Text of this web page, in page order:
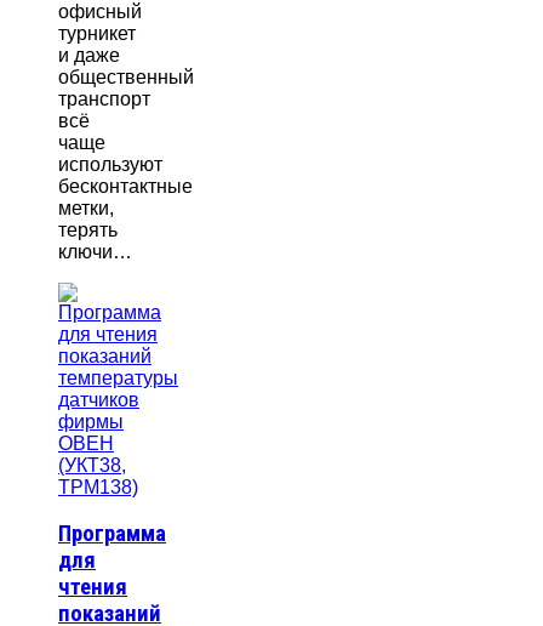
офисный
турникет
и даже
общественный
транспорт
всё
чаще
используют
бесконтактные
метки,
терять
ключи…
Программа
для
чтения
показаний